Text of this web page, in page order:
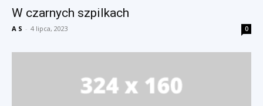
W czarnych szpilkach
A S - 4 lipca, 2023 0